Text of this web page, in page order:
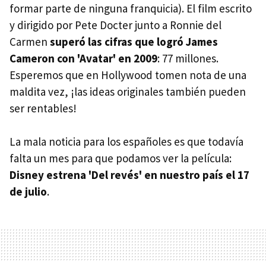
formar parte de ninguna franquicia). El film escrito
y dirigido por Pete Docter junto a Ronnie del
Carmen superó las cifras que logró James
Cameron con 'Avatar' en 2009: 77 millones.
Esperemos que en Hollywood tomen nota de una
maldita vez, ¡las ideas originales también pueden
ser rentables!
La mala noticia para los españoles es que todavía
falta un mes para que podamos ver la película:
Disney estrena 'Del revés' en nuestro país el 17
de julio.